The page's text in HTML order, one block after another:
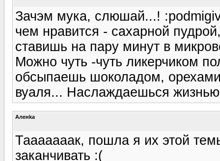
Зачэм мука, слюшай...!
чем нравится - сахарной
ставишь на пару минут в
Можно чуть -чуть ликерчиком
обсыпаешь шоколадом,
вуаля... Наслаждаешься
Аленka
Тааааааак, пошла я их этой
заканчивать :(